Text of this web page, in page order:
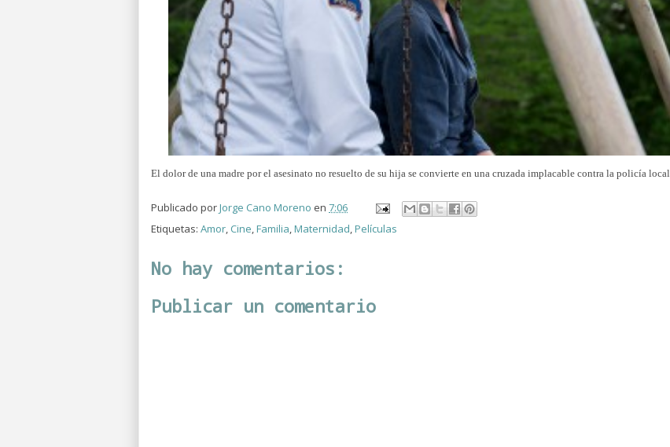
El dolor de una madre por el asesinato no resuelto de su hija se convierte en una cruzada implacable contra la policía local.
Publicado porJorge Cano Moreno en 7:06
Etiquetas: Amor, Cine,Familia,Maternidad,Películas
No hay comentarios:
Publicar un comentario